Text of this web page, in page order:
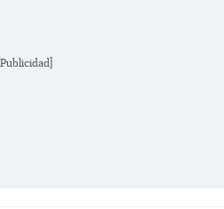
[Publicidad]